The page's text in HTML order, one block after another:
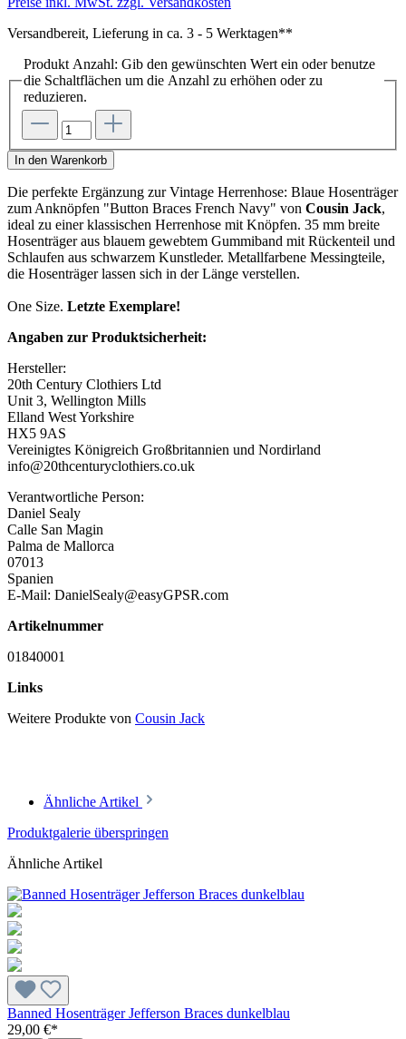
Versandbereit, Lieferung in ca. 3 - 5 Werktagen**
Produkt Anzahl: Gib den gewünschten Wert ein oder benutze
die Schaltflächen um die Anzahl zu erhöhen oder zu
reduzieren.
In den Warenkorb
Die perfekte Ergänzung zur Vintage Herrenhose: Blaue Hosenträger
zum Anknöpfen "Button Braces French Navy" von Cousin Jack,
ideal zu einer klassischen Herrenhose mit Knöpfen. 35 mm breite
Hosenträger aus blauem gewebtem Gummiband mit Rückenteil und
Schlaufen aus schwarzem Kunstleder. Metallfarbene Messingteile,
die Hosenträger lassen sich in der Länge verstellen.
One Size. Letzte Exemplare!
Angaben zur Produktsicherheit:
Hersteller:
20th Century Clothiers Ltd
Unit 3, Wellington Mills
Elland West Yorkshire
HX5 9AS
Vereinigtes Königreich Großbritannien und Nordirland
info@20thcenturyclothiers.co.uk
Verantwortliche Person:
Daniel Sealy
Calle San Magin
Palma de Mallorca
07013
Spanien
E-Mail: DanielSealy@easyGPSR.com
Artikelnummer
01840001
Links
Weitere Produkte von Cousin Jack
Ähnliche Artikel
Produktgalerie überspringen
Ähnliche Artikel
Banned Hosenträger Jefferson Braces dunkelblau
29,00 €*